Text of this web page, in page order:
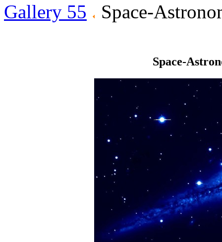
Gallery 55
Space-
Space-